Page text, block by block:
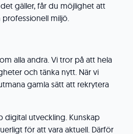
gäller, får du möjlighet att
miljö.
alla andra. Vi tror på att hela
och tänka nytt. När vi
gamla sätt att rekrytera
digital utveckling. Kunskap
för att vara aktuell. Därför